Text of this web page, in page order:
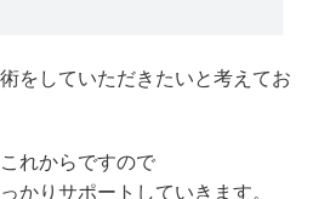
をしていただきたいと考えてお
れからですので
かりサポートしていきます。